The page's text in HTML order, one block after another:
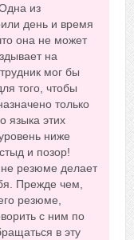
из
день и время
она не может
на
мог бы
того, чтобы
только
языка этих
ниже
и позор!
резюме делает
Прежде чем,
резюме,
с ним по
в эту